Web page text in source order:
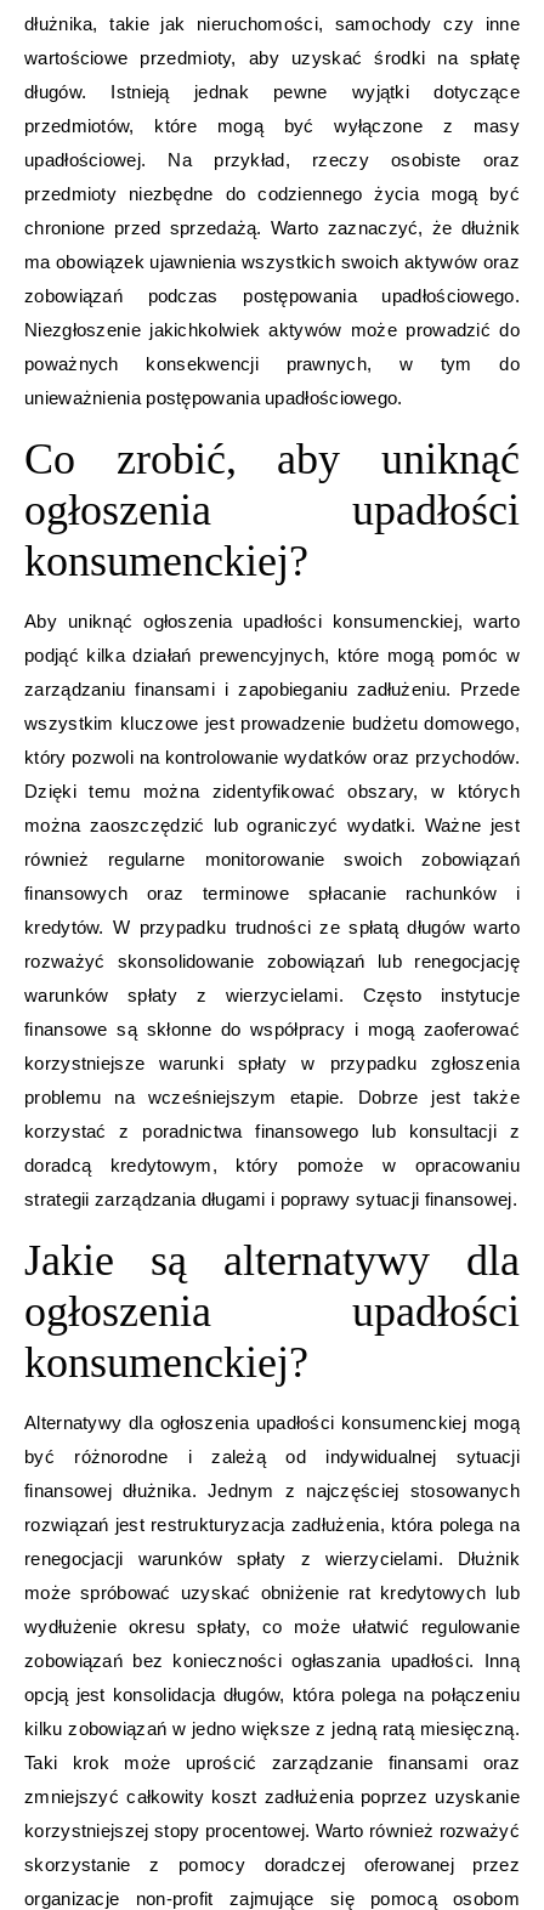
dłużnika, takie jak nieruchomości, samochody czy inne
wartościowe przedmioty, aby uzyskać środki na spłatę
długów. Istnieją jednak pewne wyjątki dotyczące
przedmiotów, które mogą być wyłączone z masy
upadłościowej. Na przykład, rzeczy osobiste oraz
przedmioty niezbędne do codziennego życia mogą być
chronione przed sprzedażą. Warto zaznaczyć, że dłużnik
ma obowiązek ujawnienia wszystkich swoich aktywów oraz
zobowiązań podczas postępowania upadłościowego.
Niezgłoszenie jakichkolwiek aktywów może prowadzić do
poważnych konsekwencji prawnych, w tym do
unieważnienia postępowania upadłościowego.
Co zrobić, aby uniknąć
ogłoszenia upadłości
konsumenckiej?
Aby uniknąć ogłoszenia upadłości konsumenckiej, warto
podjąć kilka działań prewencyjnych, które mogą pomóc w
zarządzaniu finansami i zapobieganiu zadłużeniu. Przede
wszystkim kluczowe jest prowadzenie budżetu domowego,
który pozwoli na kontrolowanie wydatków oraz przychodów.
Dzięki temu można zidentyfikować obszary, w których
można zaoszczędzić lub ograniczyć wydatki. Ważne jest
również regularne monitorowanie swoich zobowiązań
finansowych oraz terminowe spłacanie rachunków i
kredytów. W przypadku trudności ze spłatą długów warto
rozważyć skonsolidowanie zobowiązań lub renegocjację
warunków spłaty z wierzycielami. Często instytucje
finansowe są skłonne do współpracy i mogą zaoferować
korzystniejsze warunki spłaty w przypadku zgłoszenia
problemu na wcześniejszym etapie. Dobrze jest także
korzystać z poradnictwa finansowego lub konsultacji z
doradcą kredytowym, który pomoże w opracowaniu
strategii zarządzania długami i poprawy sytuacji finansowej.
Jakie są alternatywy dla
ogłoszenia upadłości
konsumenckiej?
Alternatywy dla ogłoszenia upadłości konsumenckiej mogą
być różnorodne i zależą od indywidualnej sytuacji
finansowej dłużnika. Jednym z najczęściej stosowanych
rozwiązań jest restrukturyzacja zadłużenia, która polega na
renegocjacji warunków spłaty z wierzycielami. Dłużnik
może spróbować uzyskać obniżenie rat kredytowych lub
wydłużenie okresu spłaty, co może ułatwić regulowanie
zobowiązań bez konieczności ogłaszania upadłości. Inną
opcją jest konsolidacja długów, która polega na połączeniu
kilku zobowiązań w jedno większe z jedną ratą miesięczną.
Taki krok może uprościć zarządzanie finansami oraz
zmniejszyć całkowity koszt zadłużenia poprzez uzyskanie
korzystniejszej stopy procentowej. Warto również rozważyć
skorzystanie z pomocy doradczej oferowanej przez
organizacje non-profit zajmujące się pomocą osobom